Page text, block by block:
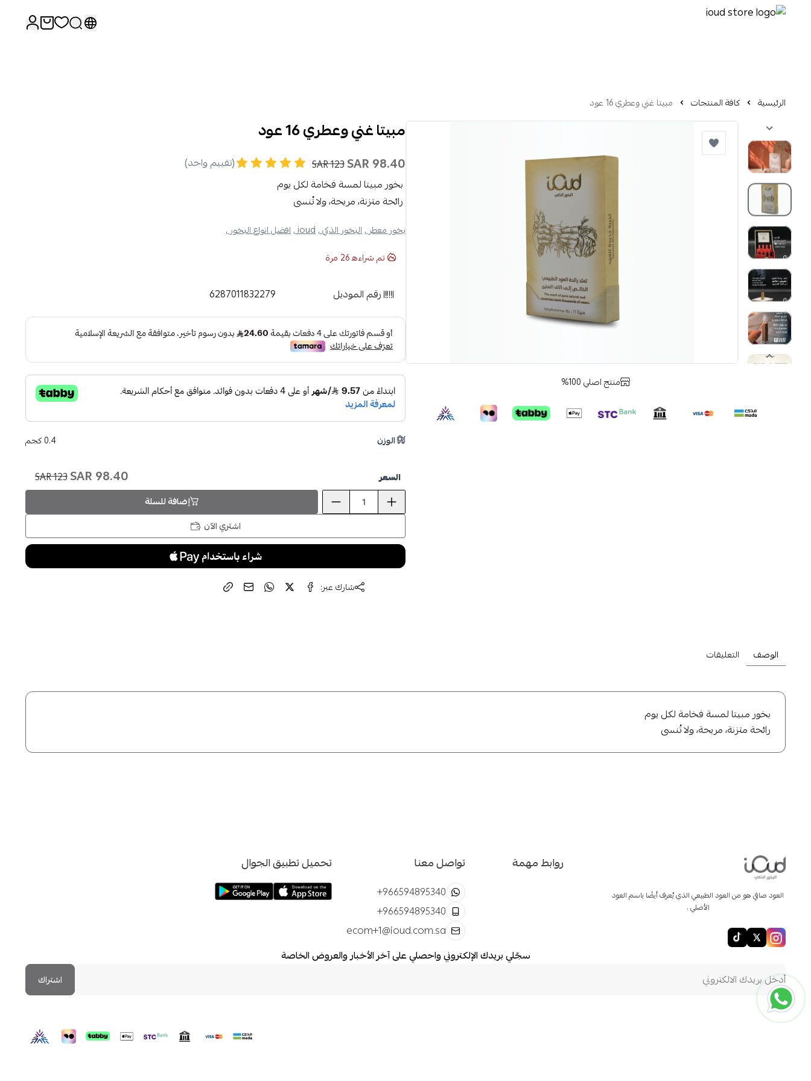
الرئيسية كافة المنتجات مبيتا غني وعطري 16 عود
منتج اصلي 100%
مبيتا غني وعطري 16 عود
98.40 SAR
123 SAR
(تقييم واحد)
بخور مبيتا لمسة فخامة لكل يوم
رائحة متزنة، مريحة، ولا تُنسى
بخور معطر ,البخور الذكي ,ioud , افضل انواع البخور ,
تم شراءه26 مرة
رقم الموديل 6287011832279
الوزن 0.4 كجم
السعر 98.40 SAR
123 SAR
إضافة للسلة
اشتري الآن
شارك عبر:
الوصف التعليقات
بخور مبيتا لمسة فخامة لكل يوم
رائحة متزنة، مريحة، ولا تُنسى
العود صافي هو من العود الطبيعي الذي يُعرف أيضًا باسم العود
الأصلي .
روابط مهمة تواصل معنا
+966594895340
+966594895340
ecom+1@ioud.com.sa
تحميل تطبيق الجوال
سجّلي بريدك الإلكتروني واحصلي على آخر الأخبار والعروض الخاصة
اشتراك
اشترِ أي منتج من تشكيلتنا الجديدة واحصل على خصم على طلبك